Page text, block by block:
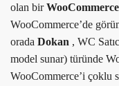
olan birWooCommerce
WooCommerce’de
orada Dokan , WC
model sunar) türünde
WooCommerce’i çoklu